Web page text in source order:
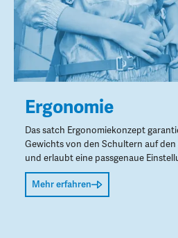
Ergonomie
Das satch Ergonomiekonzept
Gewichts von den Schultern auf
und erlaubt eine passgenaue
Mehr erfahren